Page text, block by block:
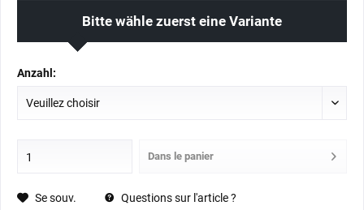
Bitte wähle zuerst eine Variante
Anzahl:
Dans le panier
Se souv. Questions sur l'article ?